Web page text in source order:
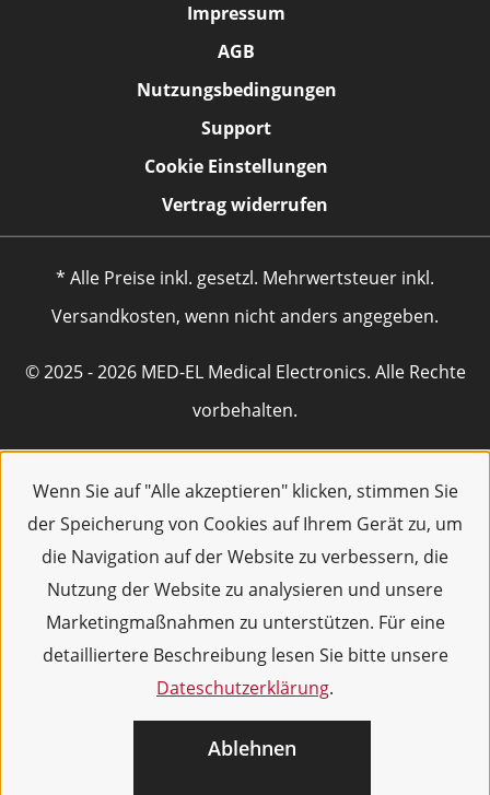
Wenn Sie auf "Alle akzeptieren" klicken, stimmen Sie
der Speicherung von Cookies auf Ihrem Gerät zu, um
die Navigation auf der Website zu verbessern, die
Nutzung der Website zu analysieren und unsere
Marketingmaßnahmen zu unterstützen. Für eine
detailliertere Beschreibung lesen Sie bitte unsere
Dateschutzerklärung.
Ablehnen
Impressum
AGB
Nutzungsbedingungen
Support
Cookie Einstellungen
Vertrag widerrufen
* Alle Preise inkl. gesetzl. Mehrwertsteuer inkl.
Versandkosten, wenn nicht anders angegeben.
© 2025 - 2026 MED-EL Medical Electronics. Alle Rechte
vorbehalten.